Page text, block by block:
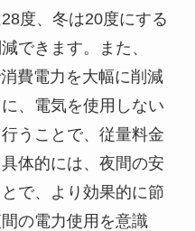
度、冬は20度にする
できます。また、
費電力を大幅に削減
、電気を使用しない
うことで、従量料金
体的には、夜間の安
で、より効果的に節
の電力使用を意識